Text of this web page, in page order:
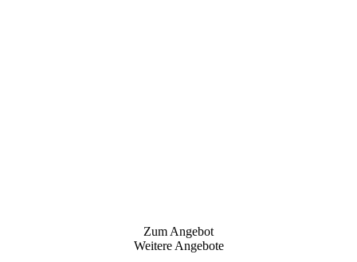
Zum Angebot
Weitere Angebote